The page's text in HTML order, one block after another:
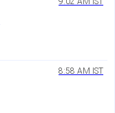
8:58 AM IST